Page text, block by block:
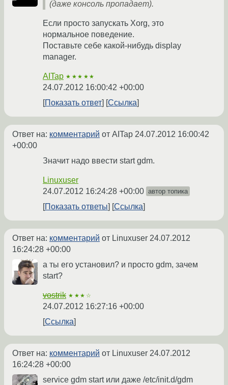
(даже консоль пропадает).
Если просто запускать Xorg, это
нормальное поведение.
Поставьте себе какой-нибудь display
manager.
AITap ★★★★★
24.07.2012 16:00:42 +00:00
Показать ответ
Ссылка
Ответ на: комментарий от AITap 24.07.2012 16:00:42
+00:00
Значит надо ввести start gdm.
Linuxuser
24.07.2012 16:24:28 +00:00 автор топика
Показать ответы Ссылка
Ответ на: комментарий от Linuxuser 24.07.2012
16:24:28 +00:00
а ты его установил? и просто gdm, зачем
start?
vostrik ★★★☆
24.07.2012 16:27:16 +00:00
Ссылка
Ответ на: комментарий от Linuxuser 24.07.2012
16:24:28 +00:00
service gdm start или даже /etc/init.d/gdm